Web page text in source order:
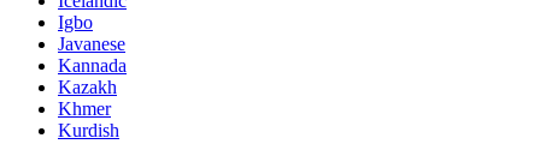
Igbo
Javanese
Kannada
Kazakh
Khmer
Kurdish